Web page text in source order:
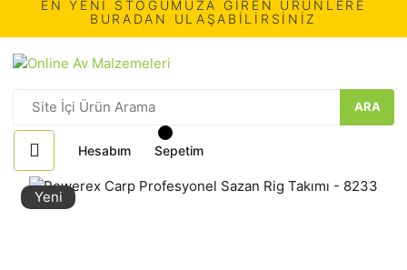
EN YENİ STOĞUMUZA GİREN ÜRÜNLERE
BURADAN ULAŞABİLİRSİNİZ
ARA
Hesabım Sepetim
Yeni